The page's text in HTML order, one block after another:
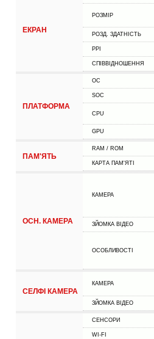
ЕКРАН
РОЗМІР
РОЗД. ЗДАТНІСТЬ
PPI
СПІВВІДНОШЕННЯ
ПЛАТФОРМА
ОС
SOC
CPU
GPU
ПАМ'ЯТЬ
RAM / ROM
КАРТА ПАМ'ЯТІ
ОСН. КАМЕРА
КАМЕРА
ЗЙОМКА ВІДЕО
ОСОБЛИВОСТІ
СЕЛФІ КАМЕРА
КАМЕРА
ЗЙОМКА ВІДЕО
СЕНСОРИ
WI-FI